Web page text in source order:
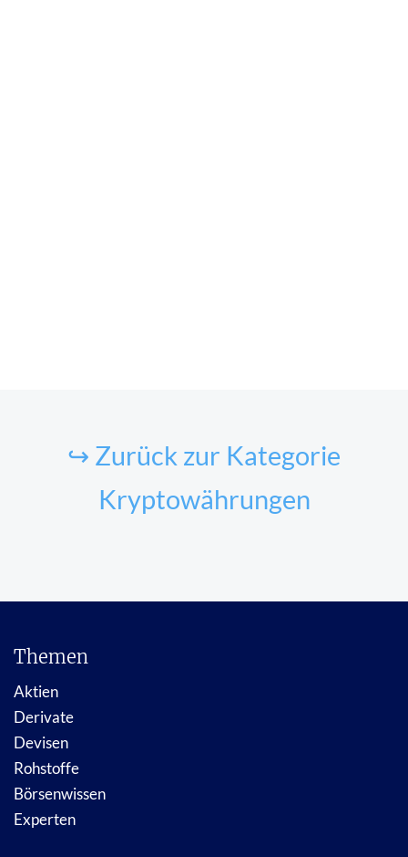
↪ Zurück zur Kategorie
Kryptowährungen
Themen
Aktien
Derivate
Devisen
Rohstoffe
Börsenwissen
Experten